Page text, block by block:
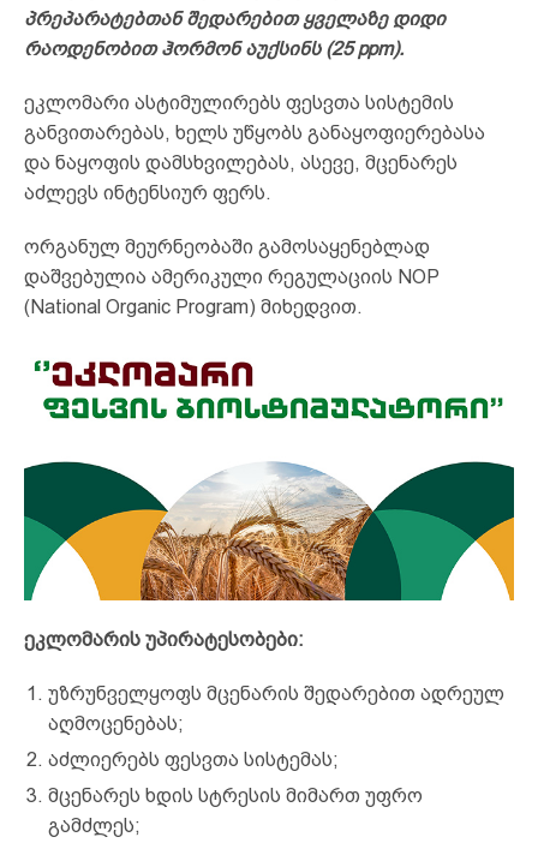
პრეპარატებთან შედარებით ყველაზე დიდი
რაოდენობით ჰორმონ აუქსინს (25 ppm).
ეკლომარი ასტიმულირებს ფესვთა სისტემის
განვითარებას, ხელს უწყობს განაყოფიერებასა
და ნაყოფის დამსხვილებას, ასევე, მცენარეს
აძლევს ინტენსიურ ფერს.
ორგანულ მეურნეობაში გამოსაყენებლად
დაშვებულია ამერიკული რეგულაციის NOP
(National Organic Program) მიხედვით.
ეკლომარის უპირატესობები:
უზრუნველყოფს მცენარის შედარებით ადრეულ
აღმოცენებას;
აძლიერებს ფესვთა სისტემას;
მცენარეს ხდის სტრესის მიმართ უფრო
გამძლეს;